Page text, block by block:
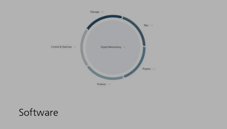
Software